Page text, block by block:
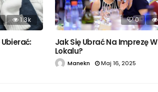
1.3k 0
Jak Się Ubrać Na Imprezę W
Lokalu?
Manekn Maj 16, 2025